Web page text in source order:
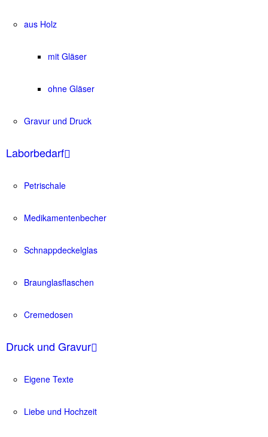
aus Holz
mit Gläser
ohne Gläser
Gravur und Druck
Laborbedarf
Petrischale
Medikamentenbecher
Schnappdeckelglas
Braunglasflaschen
Cremedosen
Druck und Gravur
Eigene Texte
Liebe und Hochzeit